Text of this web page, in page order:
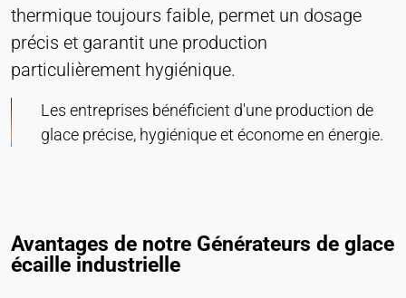
thermique toujours faible, permet un dosage
précis et garantit une production
particulièrement hygiénique.
Les entreprises bénéficient d'une production de
glace précise, hygiénique et économe en énergie.
Avantages de notre Générateurs de glace
écaille industrielle
Hotjar Ltd.
Purpose:
Analyse du comportement des utilisateurs
Cookie duration:
Session - 1 an
des vidéos. Lorsqu'elles sont activées, les
données techniques peuvent être transférées au